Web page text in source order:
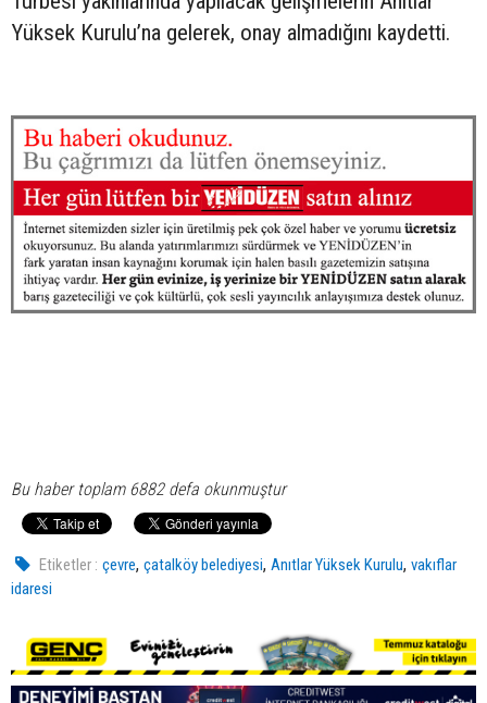
Yüksek Kurulu’na gelerek, onay almadığını kaydetti.
Bu haber toplam 6882 defa okunmuştur
Etiketler : çevre,çatalköy belediyesi,Anıtlar Yüksek Kurulu,vakıflar
idaresi